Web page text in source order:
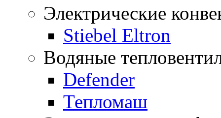
Электрические
Stiebel Eltron
Водяные
Defender
Тепломаш